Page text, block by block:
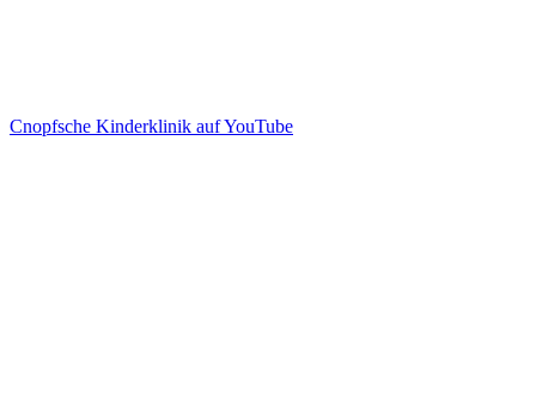
Cnopfsche Kinderklinik auf YouTube